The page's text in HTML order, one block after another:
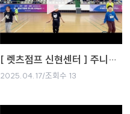
[ 렛츠점프 신현센터 ] 주니어심사
2025.04.17/조회수 13